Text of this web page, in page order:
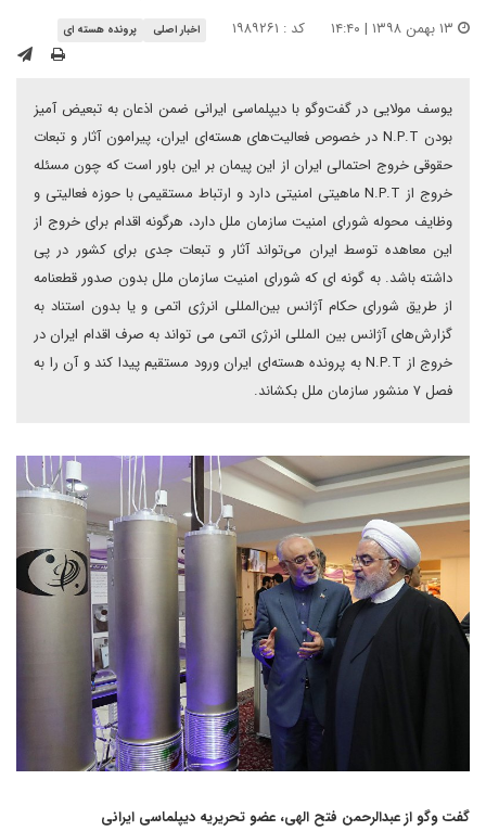
کد : ۱۹۸۹۲۶۱ اخبار اصلی پرونده هسته ای
یوسف مولایی در گفت‌وگو با دیپلماسی ایرانی ضمن اذعان به تبعیض آمیز
بودن N.P.T در خصوص فعالیت‌های هسته‌ای ایران، پیرامون آثار و تبعات
حقوقی خروج احتمالی ایران از این پیمان بر این باور است که چون مسئله
خروج از N.P.T ماهیتی امنیتی دارد و ارتباط مستقیمی با حوزه فعالیتی و
وظایف محوله شورای امنیت سازمان ملل دارد، هرگونه اقدام برای خروج از
این معاهده توسط ایران می‌تواند آثار و تبعات جدی برای کشور در پی
داشته باشد. به گونه ای که شورای امنیت سازمان ملل بدون صدور قطعنامه
از طریق شورای حکام آژانس بین‌المللی انرژی اتمی و یا بدون استناد به
گزارش‌های آژانس بین المللی انرژی اتمی می تواند به صرف اقدام ایران در
خروج از N.P.T به پرونده هسته‌ای ایران ورود مستقیم پیدا کند و آن را به
فصل ۷ منشور سازمان ملل بکشاند.
گفت وگو از عبدالرحمن فتح الهی، عضو تحریریه دیپلماسی ایرانی